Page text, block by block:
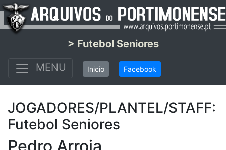
> Futebol Seniores
MENU
Inicio Facebook
JOGADORES/PLANTEL/STAFF:
Futebol Seniores